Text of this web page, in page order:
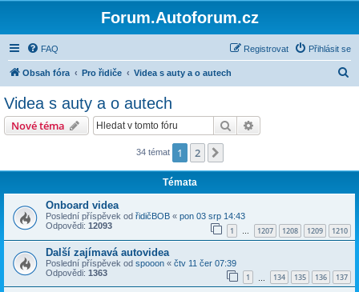
Forum.Autoforum.cz
FAQ Přihlásit se
Registrovat
Obsah fóra Pro řidiče Videa s auty a o autech
Videa s auty a o autech
Nové téma Hledat
34 témat 1 2
Témata
Onboard videa
Poslední příspěvek od řidičBOB « pon 03 srp 14:43
Odpovědi: 12093 1 … 1207 1208 1209 1210
Další zajímavá autovidea
Poslední příspěvek od spooon « čtv 11 čer 07:39
Odpovědi: 1363 1 134 135 136 137